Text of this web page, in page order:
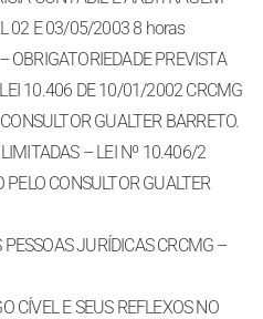
02 E 03/05/2003 8 horas
PREVISTA
LEI 10.406 DE 10/01/2002 CRCMG
GUALTER BARRETO.
– LEI Nº 10.406/2
CONSULTOR GUALTER
JURÍDICAS CRCMG –
CÍVEL E SEUS REFLEXOS NO